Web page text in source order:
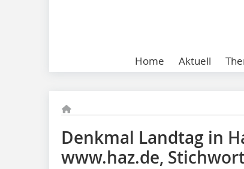
Home Aktuell
Denkmal Landtag in
www.haz.de,